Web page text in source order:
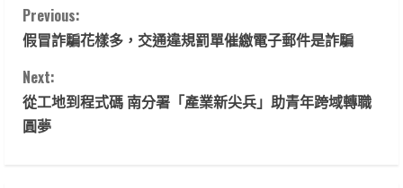
C
o
n
t
Previous:
假冒詐騙花樣多，交通違規罰單催繳電子郵件是詐騙
Next:
從工地到程式碼 南分署「產業新尖兵」助青年跨域轉職
圓夢